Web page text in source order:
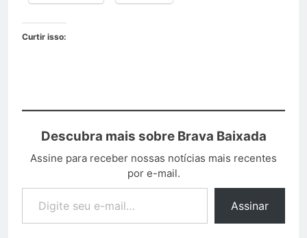
Curtir isso:
Descubra mais sobre Brava Baixada
Assine para receber nossas notícias mais recentes
por e-mail.
Assinar